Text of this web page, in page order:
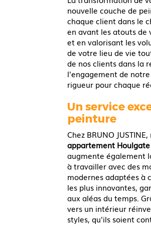
nouvelle couche de
chaque client dans le
en avant les atouts
et en valorisant les
de votre lieu de vie
de nos clients dans la
l'engagement de
rigueur pour chaque
Un service
peinture
Chez BRUNO
appartement Houlgate
augmente également
à travailler avec des
modernes adaptées à
les plus innovantes,
aux aléas du temps.
vers un intérieur
styles, qu'ils soient